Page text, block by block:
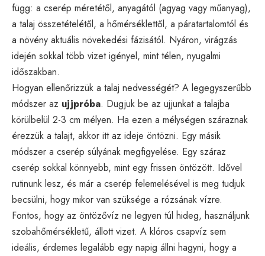
függ: a cserép méretétől, anyagától (agyag vagy műanyag),
a talaj összetételétől, a hőmérséklettől, a páratartalomtól és
a növény aktuális növekedési fázisától. Nyáron, virágzás
idején sokkal több vizet igényel, mint télen, nyugalmi
időszakban.
Hogyan ellenőrizzük a talaj nedvességét? A legegyszerűbb
módszer az ujjpróba. Dugjuk be az ujjunkat a talajba
körülbelül 2-3 cm mélyen. Ha ezen a mélységen száraznak
érezzük a talajt, akkor itt az ideje öntözni. Egy másik
módszer a cserép súlyának megfigyelése. Egy száraz
cserép sokkal könnyebb, mint egy frissen öntözött. Idővel
rutinunk lesz, és már a cserép felemelésével is meg tudjuk
becsülni, hogy mikor van szüksége a rózsának vízre.
Fontos, hogy az öntözővíz ne legyen túl hideg, használjunk
szobahőmérsékletű, állott vizet. A klóros csapvíz sem
ideális, érdemes legalább egy napig állni hagyni, hogy a